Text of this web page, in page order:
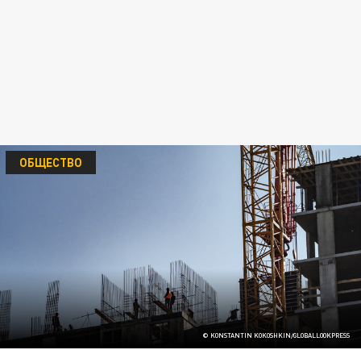
© KONSTANTIN KOKOSHKIN/GLOBALLOOKPRESS
ОБЩЕСТВО